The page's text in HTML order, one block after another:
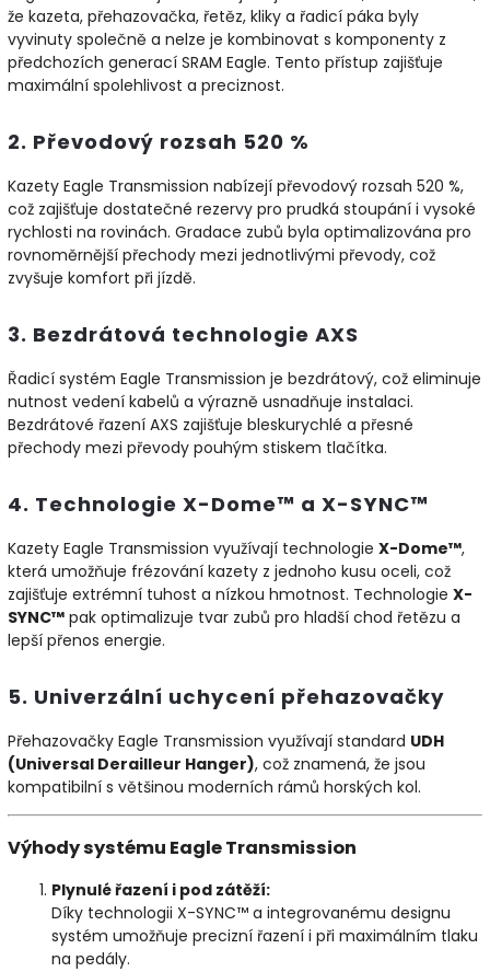
že kazeta, přehazovačka, řetěz, kliky a řadicí páka byly
vyvinuty společně a nelze je kombinovat s komponenty z
předchozích generací SRAM Eagle. Tento přístup zajišťuje
maximální spolehlivost a preciznost.
2. Převodový rozsah 520 %
Kazety Eagle Transmission nabízejí převodový rozsah 520 %,
což zajišťuje dostatečné rezervy pro prudká stoupání i vysoké
rychlosti na rovinách. Gradace zubů byla optimalizována pro
rovnoměrnější přechody mezi jednotlivými převody, což
zvyšuje komfort při jízdě.
3. Bezdrátová technologie AXS
Řadicí systém Eagle Transmission je bezdrátový, což eliminuje
nutnost vedení kabelů a výrazně usnadňuje instalaci.
Bezdrátové řazení AXS zajišťuje bleskurychlé a přesné
přechody mezi převody pouhým stiskem tlačítka.
4. Technologie X-Dome™ a X-SYNC™
Kazety Eagle Transmission využívají technologie X-Dome™,
která umožňuje frézování kazety z jednoho kusu oceli, což
zajišťuje extrémní tuhost a nízkou hmotnost. Technologie X-
SYNC™ pak optimalizuje tvar zubů pro hladší chod řetězu a
lepší přenos energie.
5. Univerzální uchycení přehazovačky
Přehazovačky Eagle Transmission využívají standard UDH
(Universal Derailleur Hanger), což znamená, že jsou
kompatibilní s většinou moderních rámů horských kol.
Výhody systému Eagle Transmission
Plynulé řazení i pod zátěží:
Díky technologii X-SYNC™ a integrovanému designu
systém umožňuje precizní řazení i při maximálním tlaku
na pedály.